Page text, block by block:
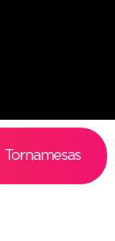
Tornamesas